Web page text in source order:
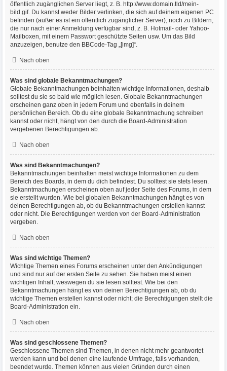
öffentlich zugänglichen Server liegt, z. B. http://www.domain.tld/mein-
bild.gif. Du kannst weder Bilder verlinken, die sich auf deinem eigenen PC
befinden (außer es ist ein öffentlich zugänglicher Server), noch zu Bildern,
die nur nach einer Anmeldung verfügbar sind, z. B. Hotmail- oder Yahoo-
Mailboxen, mit einem Passwort geschützte Seiten usw. Um das Bild
anzuzeigen, benutze den BBCode-Tag „[img]“.
Nach oben
Was sind globale Bekanntmachungen?
Globale Bekanntmachungen beinhalten wichtige Informationen, deshalb
solltest du sie so bald wie möglich lesen. Globale Bekanntmachungen
erscheinen ganz oben in jedem Forum und ebenfalls in deinem
persönlichen Bereich. Ob du eine globale Bekanntmachung schreiben
kannst oder nicht, hängt von den durch die Board-Administration
vergebenen Berechtigungen ab.
Nach oben
Was sind Bekanntmachungen?
Bekanntmachungen beinhalten meist wichtige Informationen zu dem
Bereich des Boards, in dem du dich befindest. Du solltest sie stets lesen.
Bekanntmachungen erscheinen oben auf jeder Seite des Forums, in dem
sie erstellt wurden. Wie bei globalen Bekanntmachungen hängt es von
deinen Berechtigungen ab, ob du Bekanntmachungen erstellen kannst
oder nicht. Die Berechtigungen werden von der Board-Administration
vergeben.
Nach oben
Was sind wichtige Themen?
Wichtige Themen eines Forums erscheinen unter den Ankündigungen
und sind nur auf der ersten Seite zu sehen. Sie haben meist einen
wichtigen Inhalt, weswegen du sie lesen solltest. Wie bei den
Bekanntmachungen hängt es von deinen Berechtigungen ab, ob du
wichtige Themen erstellen kannst oder nicht; die Berechtigungen stellt die
Board-Administration ein.
Nach oben
Was sind geschlossene Themen?
Geschlossene Themen sind Themen, in denen nicht mehr geantwortet
werden kann und bei denen eine laufende Umfrage, falls vorhanden,
beendet wurde. Themen können aus vielen Gründen durch einen